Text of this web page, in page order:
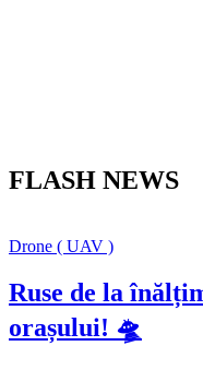
FLASH NEWS
Drone ( UAV )
Ruse de la
orașului! 🛸